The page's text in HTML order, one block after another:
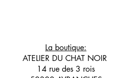
La boutique:
ATELIER DU CHAT NOIR
14 rue des 3 rois